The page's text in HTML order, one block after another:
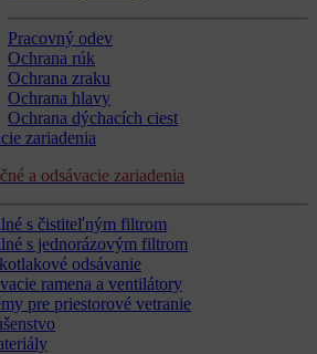
Pracovný odev
Ochrana rúk
Ochrana zraku
Ochrana hlavy
Ochrana dýchacích ciest
zariadenia
a odsávacie zariadenia
s čistiteľným filtrom
s jednorázovým filtrom
odsávanie
ramena a ventilátory
pre priestorové vetranie